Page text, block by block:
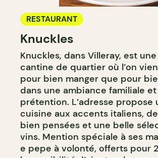
RESTAURANT
Knuckles
Knuckles, dans Villeray, est
cantine de quartier où l’on
pour bien manger que pour
dans une ambiance familiale et
prétention. L’adresse propose
cuisine aux accents italiens,
bien pensées et une belle
vins. Mention spéciale à ses
e pepe à volonté, offerts pour